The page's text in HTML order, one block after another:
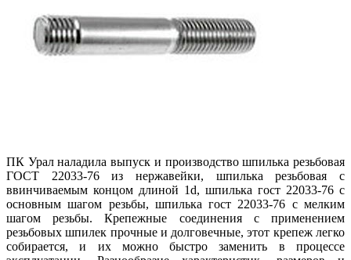
ПК Урал наладила выпуск и производство шпилька резьбовая
ГОСТ 22033-76 из нержавейки, шпилька резьбовая с
ввинчиваемым концом длиной 1d, шпилька гост 22033-76 с
основным шагом резьбы, шпилька гост 22033-76 с мелким
шагом резьбы. Крепежные соединения с применением
резьбовых шпилек прочные и долговечные, этот крепеж легко
собирается, и их можно быстро заменить в процессе